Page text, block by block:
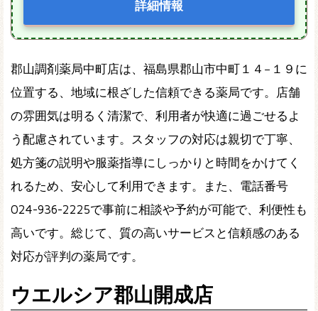
詳細情報
郡山調剤薬局中町店は、福島県郡山市中町１４−１９に
位置する、地域に根ざした信頼できる薬局です。店舗
の雰囲気は明るく清潔で、利用者が快適に過ごせるよ
う配慮されています。スタッフの対応は親切で丁寧、
処方箋の説明や服薬指導にしっかりと時間をかけてく
れるため、安心して利用できます。また、電話番号
024-936-2225で事前に相談や予約が可能で、利便性も
高いです。総じて、質の高いサービスと信頼感のある
対応が評判の薬局です。
ウエルシア郡山開成店